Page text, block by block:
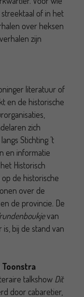
of in het
over heksen
zijn
literatuur of
en de historische
zich
Stichting ’t
en informatie
Historisch
de historische
over de
de provincie. De
van
bij de stand van
Toonstra
talkshow Dit
door cabaretier,